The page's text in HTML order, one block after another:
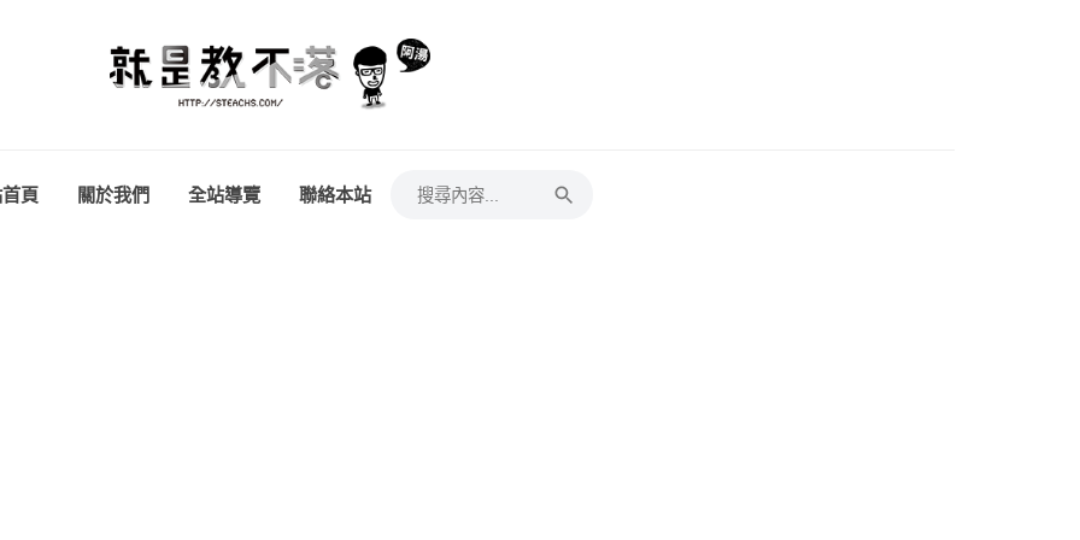
頁 關於我們 全站導覽 聯絡本站